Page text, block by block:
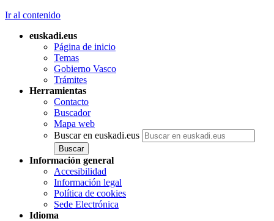
Ir al contenido
euskadi.eus
Página de inicio
Temas
Gobierno Vasco
Trámites
Herramientas
Contacto
Buscador
Mapa web
Buscar en euskadi.eus
Información general
Accesibilidad
Información legal
Política de cookies
Sede Electrónica
Idioma